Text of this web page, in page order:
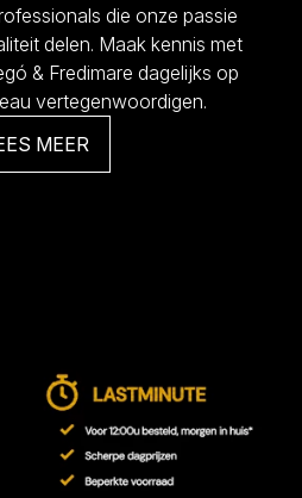
die onze passie
delen. Maak kennis met
& Fredimare dagelijks op
vertegenwoordigen.
MEER